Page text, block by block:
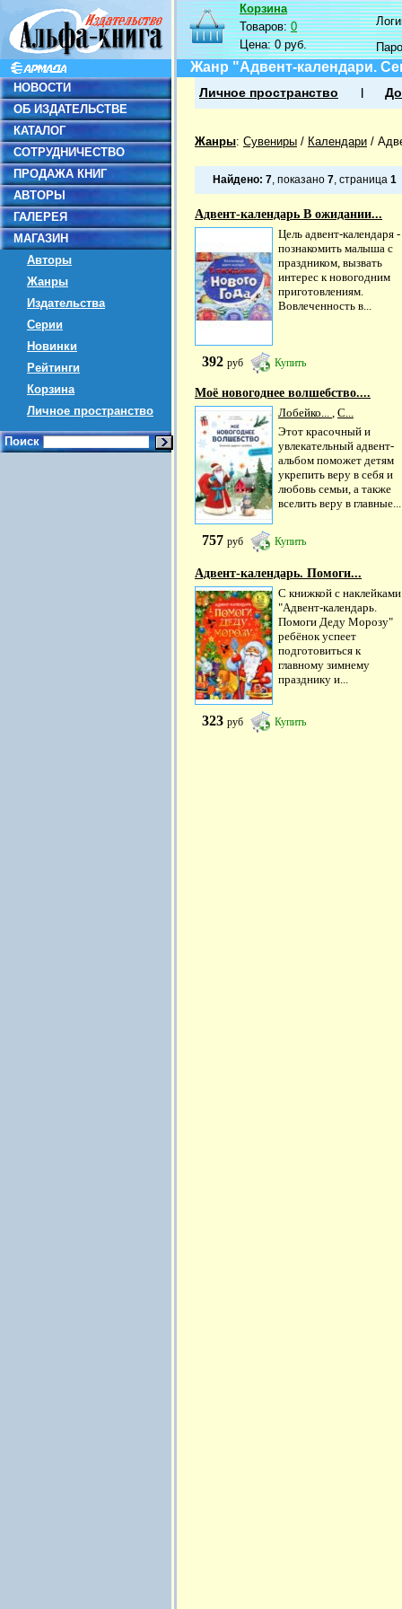
НОВОСТИ
ОБ ИЗДАТЕЛЬСТВЕ
КАТАЛОГ
СОТРУДНИЧЕСТВО
ПРОДАЖА КНИГ
АВТОРЫ
ГАЛЕРЕЯ
МАГАЗИН
Авторы
Жанры
Издательства
Серии
Новинки
Рейтинги
Корзина
Личное пространство
Поиск
Корзина
Товаров:0
Цена:0 руб.
Жанр "Адвент-календари.
Личное пространство
Жанры: Сувениры / Календари /
Найдено: 7, показано 7, страница 1
Адвент-календарь В ожидании...
Цель адвент-календаря -
познакомить малыша с
праздником, вызвать
интерес к новогодним
приготовлениям.
Вовлеченность в...
392 руб Купить
Моё новогоднее волшебство....
Лобейко... , С...
Этот красочный и
увлекательный адвент-
альбом поможет детям
укрепить веру в себя и
любовь семьи, а также
вселить веру в главные...
757 руб Купить
Адвент-календарь. Помоги...
С книжкой с наклейками
"Адвент-календарь.
Помоги Деду Морозу"
ребёнок успеет
подготовиться к
главному зимнему
празднику и...
323 руб Купить